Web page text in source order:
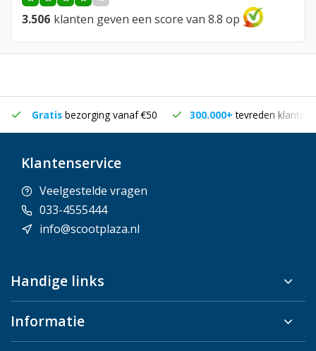
3.506 klanten geven een score van 8.8 op
Gratis bezorging vanaf €50 300.000+tevreden klanten
Klantenservice
Veelgestelde vragen
033-4555444
info@scootplaza.nl
Handige links
Informatie